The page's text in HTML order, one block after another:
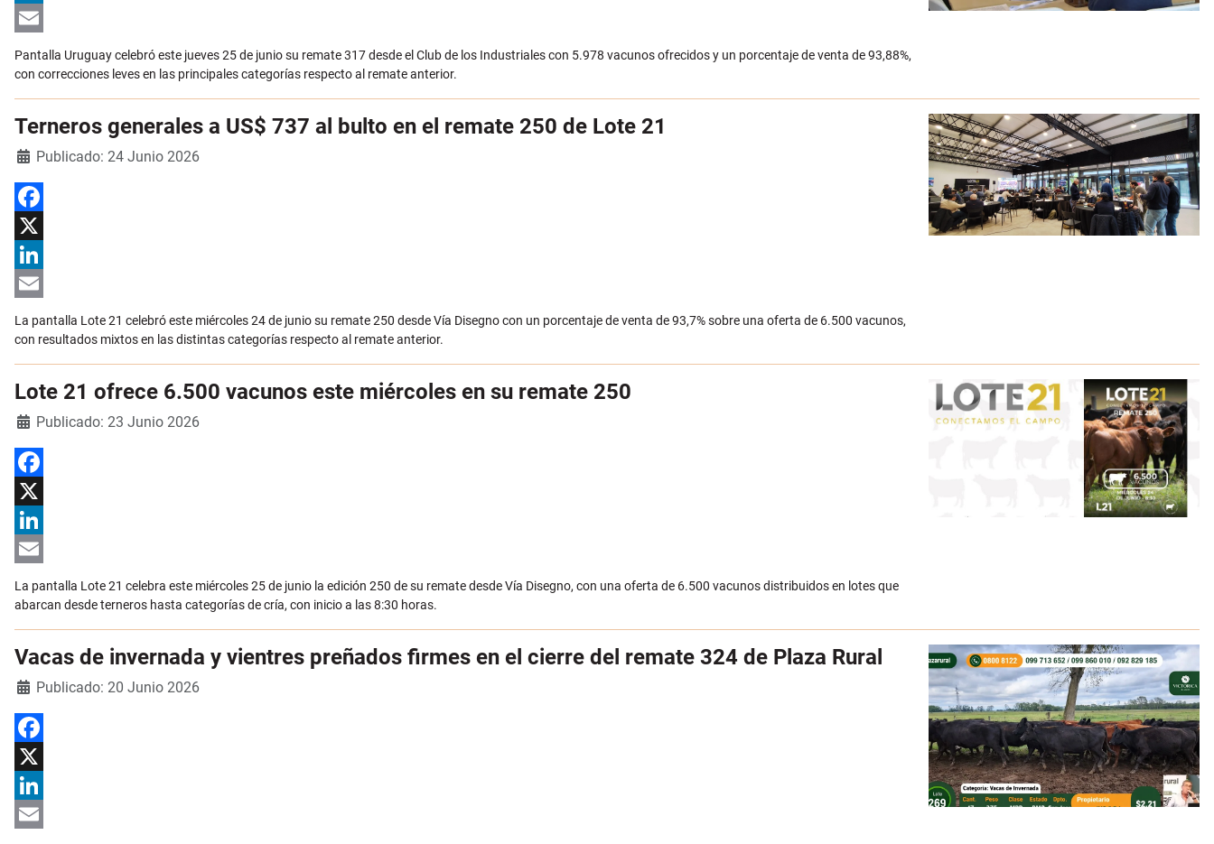
LinkedIn
Pantalla Uruguay celebró este jueves 25 de junio su remate 317 desde el Club de los Industriales con 5.978 vacunos ofrecidos y un porcentaje de venta de 93,88%,
con correcciones leves en las principales categorías respecto al remate anterior.
Terneros generales a US$ 737 al bulto en el remate 250 de Lote 21
DetallesPublicado: 24 Junio 2026
Facebook
X
LinkedIn
La pantalla Lote 21 celebró este miércoles 24 de junio su remate 250 desde Vía Disegno con un porcentaje de venta de 93,7% sobre una oferta de 6.500 vacunos,
con resultados mixtos en las distintas categorías respecto al remate anterior.
Lote 21 ofrece 6.500 vacunos este miércoles en su remate 250
DetallesPublicado: 23 Junio 2026
Facebook
X
LinkedIn
La pantalla Lote 21 celebra este miércoles 25 de junio la edición 250 de su remate desde Vía Disegno, con una oferta de 6.500 vacunos distribuidos en lotes que
abarcan desde terneros hasta categorías de cría, con inicio a las 8:30 horas.
Vacas de invernada y vientres preñados firmes en el cierre del remate 324 de Plaza Rural
DetallesPublicado: 20 Junio 2026
Facebook
X
LinkedIn